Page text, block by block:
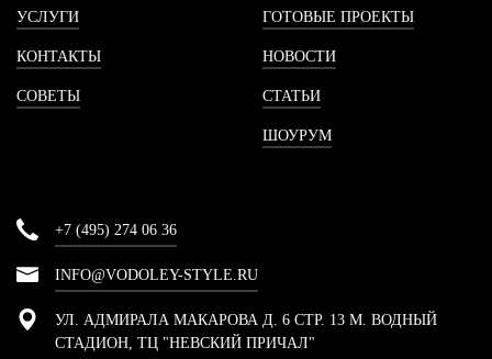
УСЛУГИ
КОНТАКТЫ
СОВЕТЫ
ГОТОВЫЕ ПРОЕКТЫ
НОВОСТИ
СТАТЬИ
ШОУРУМ
+7 (495) 274 06 36
INFO@VODOLEY-STYLE.RU
УЛ. АДМИРАЛА МАКАРОВА Д. 6 СТР. 13 М. ВОДНЫЙ
СТАДИОН, ТЦ "НЕВСКИЙ ПРИЧАЛ"